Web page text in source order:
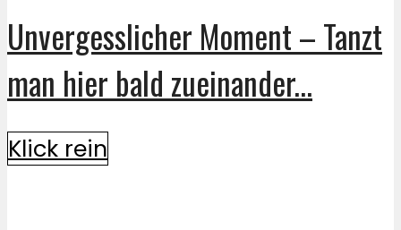
Unvergesslicher Moment – Tanzt
man hier bald zueinander...
Klick rein